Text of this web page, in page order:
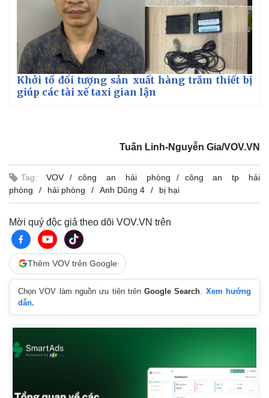
E-Magazine
Infographic
Khởi tố đối tượng sản xuất hàng trăm thiết bị
giúp các tài xế taxi gian lận
Tuấn Linh-Nguyễn Gia/VOV.VN
Tag: VOV công an hải phòng
công an tp hải
phòng
hải phòng Anh Dũng 4 bị hại
Mời quý độc giả theo dõi VOV.VN trên
Thêm VOV trên Google
Chọn VOV làm nguồn ưu tiên trênGoogle Search
Xem hướng
dẫn.